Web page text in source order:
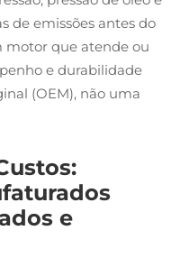
de emissões antes do
motor que atende ou
e durabilidade
(OEM), não uma
e